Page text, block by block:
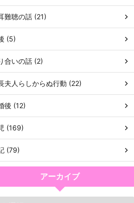
難聴の話 (21)
(5)
合いの話 (2)
夫人らしからぬ行動 (22)
後 (12)
(169)
(79)
アーカイブ